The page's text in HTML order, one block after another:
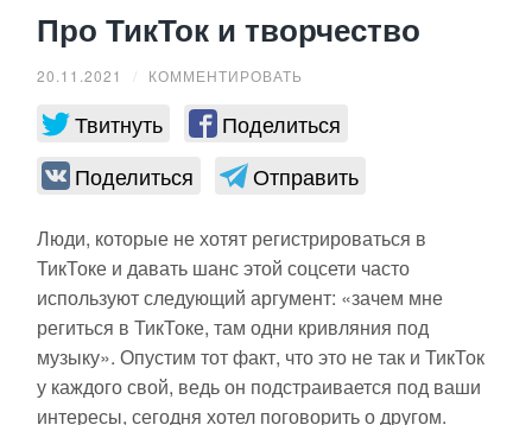
Про ТикТок и творчество
20.11.2021 КОММЕНТИРОВАТЬ
Твитнуть
Поделиться
Поделиться
Отправить
Люди, которые не хотят регистрироваться в
ТикТоке и давать шанс этой соцсети часто
используют следующий аргумент: «зачем мне
региться в ТикТоке, там одни кривляния под
музыку». Опустим тот факт, что это не так и ТикТок
у каждого свой, ведь он подстраивается под ваши
интересы, сегодня хотел поговорить о другом.